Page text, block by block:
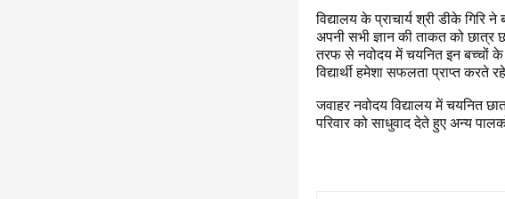
विद्यालय के प्राचार्य श्री डीके गिरि ने
अपनी सभी ज्ञान की ताकत को
तरफ से नवोदय में चयनित इन बच्चों के
विद्यार्थी हमेशा सफलता प्राप्त करते
जवाहर नवोदय विद्यालय में चयनित
परिवार को साधुवाद देते हुए अन्य